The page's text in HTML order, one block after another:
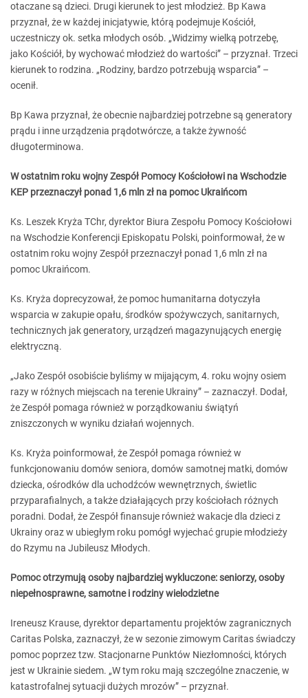
otaczane są dzieci. Drugi kierunek to jest młodzież. Bp Kawa
przyznał, że w każdej inicjatywie, którą podejmuje Kościół,
uczestniczy ok. setka młodych osób. „Widzimy wielką potrzebę,
jako Kościół, by wychować młodzież do wartości” – przyznał. Trzeci
kierunek to rodzina. „Rodziny, bardzo potrzebują wsparcia” –
ocenił.
Bp Kawa przyznał, że obecnie najbardziej potrzebne są generatory
prądu i inne urządzenia prądotwórcze, a także żywność
długoterminowa.
W ostatnim roku wojny Zespół Pomocy Kościołowi na Wschodzie
KEP przeznaczył ponad 1,6 mln zł na pomoc Ukraińcom
Ks. Leszek Kryża TChr, dyrektor Biura Zespołu Pomocy Kościołowi
na Wschodzie Konferencji Episkopatu Polski, poinformował, że w
ostatnim roku wojny Zespół przeznaczył ponad 1,6 mln zł na
pomoc Ukraińcom.
Ks. Kryża doprecyzował, że pomoc humanitarna dotyczyła
wsparcia w zakupie opału, środków spożywczych, sanitarnych,
technicznych jak generatory, urządzeń magazynujących energię
elektryczną.
„Jako Zespół osobiście byliśmy w mijającym, 4. roku wojny osiem
razy w różnych miejscach na terenie Ukrainy” – zaznaczył. Dodał,
że Zespół pomaga również w porządkowaniu świątyń
zniszczonych w wyniku działań wojennych.
Ks. Kryża poinformował, że Zespół pomaga również w
funkcjonowaniu domów seniora, domów samotnej matki, domów
dziecka, ośrodków dla uchodźców wewnętrznych, świetlic
przyparafialnych, a także działających przy kościołach różnych
poradni. Dodał, że Zespół finansuje również wakacje dla dzieci z
Ukrainy oraz w ubiegłym roku pomógł wyjechać grupie młodzieży
do Rzymu na Jubileusz Młodych.
Pomoc otrzymują osoby najbardziej wykluczone: seniorzy, osoby
niepełnosprawne, samotne i rodziny wielodzietne
Ireneusz Krause, dyrektor departamentu projektów zagranicznych
Caritas Polska, zaznaczył, że w sezonie zimowym Caritas świadczy
pomoc poprzez tzw. Stacjonarne Punktów Niezłomności, których
jest w Ukrainie siedem. „W tym roku mają szczególne znaczenie, w
katastrofalnej sytuacji dużych mrozów” – przyznał.